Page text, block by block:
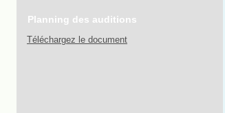
Planning des auditions
Téléchargez le document